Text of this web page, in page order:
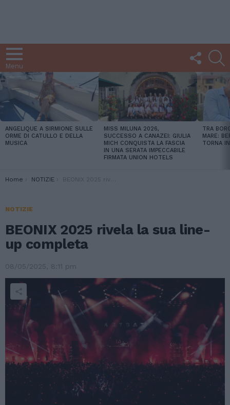
Menu
FOLLOW
US
LATEST
ANGELIQUE A SIRMIONE SULLE
ORME DI CATULLO E DELLA
MUSICA
MISS MILUNA 2026,
SUCCESSO A CANAZEI: GIULIA
MICH CONQUISTA LA FASCIA
IN UNA SERATA IMPECCABILE
FIRMATA UNION HOTELS
TRA
MARE:
TORNA
You are here:
Home NOTIZIE BEONIX 2025 rivela la sua line-up completa
NOTIZIE
BEONIX 2025 rivela la sua line-
up completa
08/05/2025, 8:11 pm